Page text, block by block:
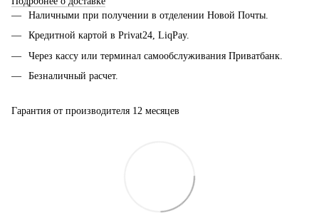
Наличными при получении в отделении Новой Почты.
Кредитной картой в Privat24, LiqPay.
Через кассу или терминал самообслуживания Приватбанк.
Безналичный расчет.
Гарантия от производителя 12 месяцев